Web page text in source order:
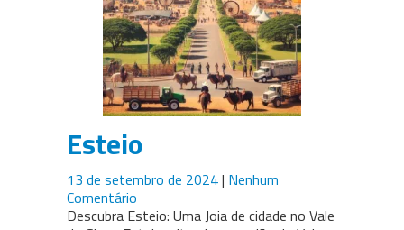
Esteio
13 de setembro de 2024| Nenhum
Comentário
Descubra Esteio: Uma Joia de cidade no Vale